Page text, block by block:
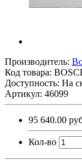
Производитель:
Код товара:
Доступность: На
Артикул: 46099
95 640.00
Кол-во